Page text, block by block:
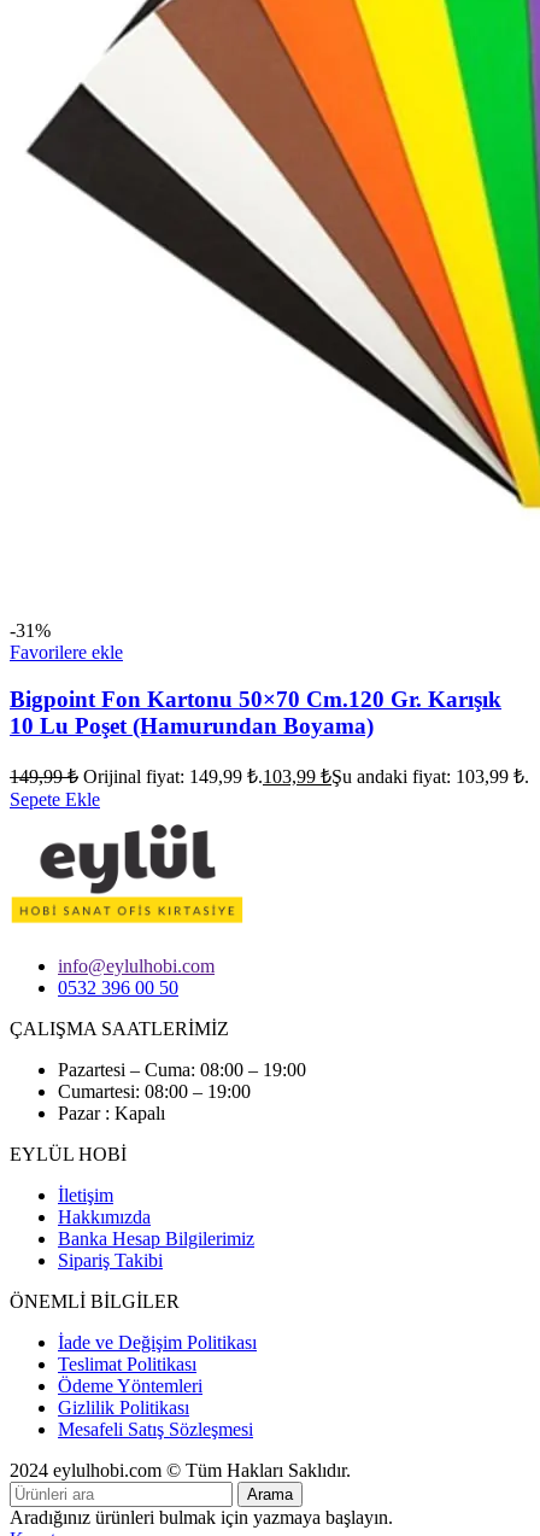
-31%
Favorilere ekle
Bigpoint Fon Kartonu 50×70 Cm.120 Gr. Karışık
10 Lu Poşet (Hamurundan Boyama)
149,99₺ Orijinal fiyat: 149,99 ₺.103,99 ₺Şu andaki fiyat: 103,99 ₺.
Sepete Ekle
info@eylulhobi.com
0532 396 00 50
ÇALIŞMA SAATLERİMİZ
Pazartesi – Cuma: 08:00 – 19:00
Cumartesi: 08:00 – 19:00
Pazar : Kapalı
EYLÜL HOBİ
İletişim
Hakkımızda
Banka Hesap Bilgilerimiz
Sipariş Takibi
ÖNEMLİ BİLGİLER
İade ve Değişim Politikası
Teslimat Politikası
Ödeme Yöntemleri
Gizlilik Politikası
Mesafeli Satış Sözleşmesi
2024 eylulhobi.com © Tüm Hakları Saklıdır.
Arama
Aradığınız ürünleri bulmak için yazmaya başlayın.